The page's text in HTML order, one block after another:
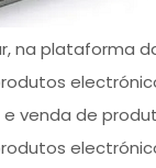
na plataforma
venda de